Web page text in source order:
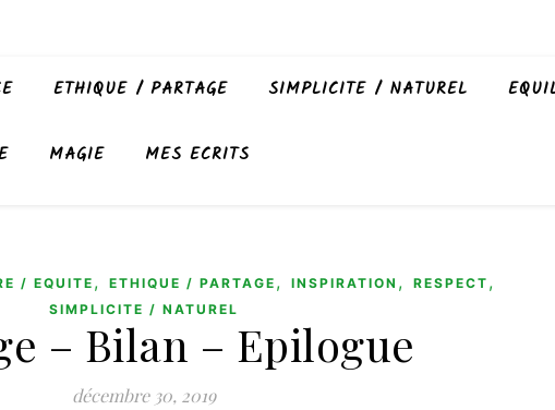
ETHIQUE / PARTAGE SIMPLICITE / NATUREL
MAGIE MES ECRITS
/ EQUITE , ETHIQUE / PARTAGE , INSPIRATION , RESPECT ,
SIMPLICITE / NATUREL
– Bilan – Epilogue
décembre 30, 2019